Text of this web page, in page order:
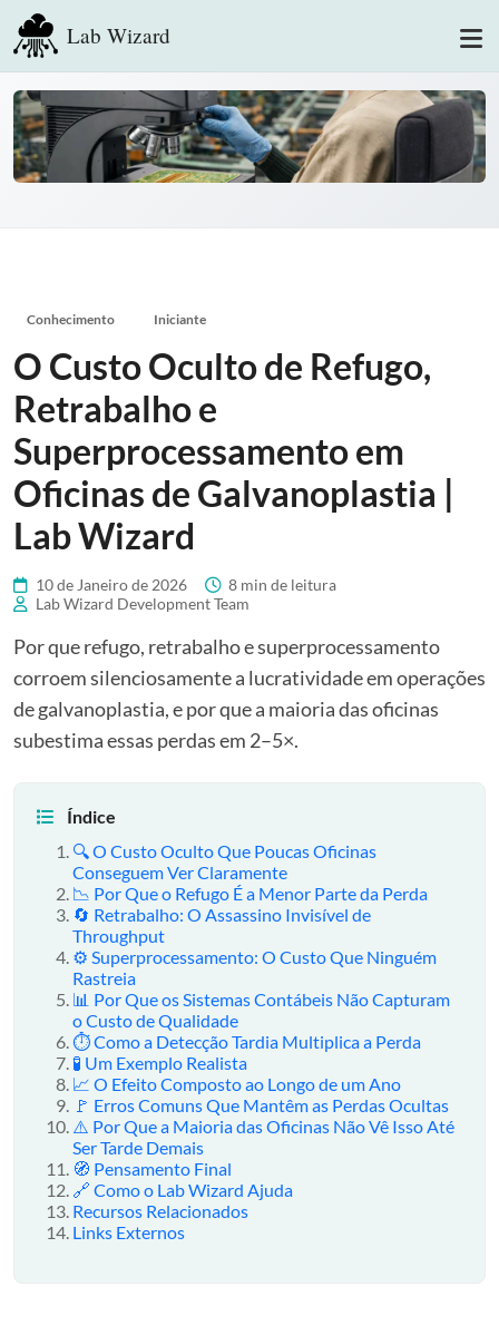
Lab Wizard
Conhecimento Iniciante
O Custo Oculto de Refugo,
Retrabalho e
Superprocessamento em
Oficinas de Galvanoplastia |
Lab Wizard
10 de Janeiro de 2026
8 min de leitura
Lab Wizard Development Team
Por que refugo, retrabalho e superprocessamento
corroem silenciosamente a lucratividade em operações
de galvanoplastia, e por que a maioria das oficinas
subestima essas perdas em 2–5×.
Índice
🔍 O Custo Oculto Que Poucas Oficinas
Conseguem Ver Claramente
📉 Por Que o Refugo É a Menor Parte da Perda
🔄 Retrabalho: O Assassino Invisível de
Throughput
⚙️ Superprocessamento: O Custo Que Ninguém
Rastreia
📊 Por Que os Sistemas Contábeis Não Capturam
o Custo de Qualidade
⏱️ Como a Detecção Tardia Multiplica a Perda
🧪 Um Exemplo Realista
📈 O Efeito Composto ao Longo de um Ano
🚩 Erros Comuns Que Mantêm as Perdas Ocultas
⚠️ Por Que a Maioria das Oficinas Não Vê Isso Até
Ser Tarde Demais
🧭 Pensamento Final
🔗 Como o Lab Wizard Ajuda
Recursos Relacionados
Links Externos